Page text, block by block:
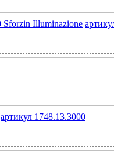
артикул 1748.13.3000